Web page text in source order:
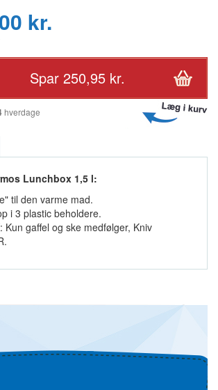
kr.
hverdage
Lunchbox 1,5 l:
til den varme mad.
i 3 plastic beholdere.
Kun gaffel og ske medfølger, Kniv